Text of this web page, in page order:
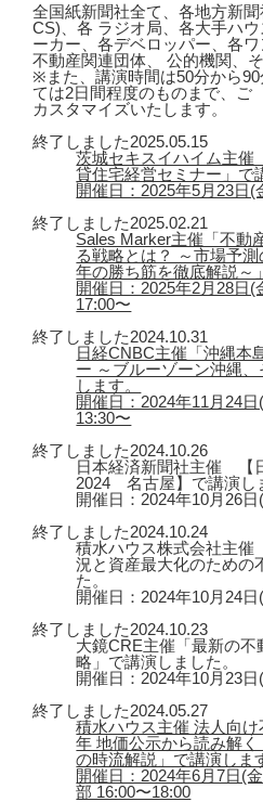
全国紙新聞社全て、各地方新
CS)、各 ラジオ局、各大手ハ
ーカー、各デベロッパー、各ワ
不動産関連団体、 公的機関、
※また、講演時間は50分から
ては2日間程度のものまで、
カスタマイズいたします。
終了しました2025.05.15
茨城セキスイハイム主催
貸住宅経営セミナー」で
開催日：2025年5月23日(
終了しました2025.02.21
Sales Marker主催「不動
る戦略とは？ ～市場予
年の勝ち筋を徹底解説～
開催日：2025年2月28日(
17:00〜
終了しました2024.10.31
日経CNBC主催「沖縄本
ー ～ブルーゾーン沖縄
します。
開催日：2024年11月24
13:30〜
終了しました2024.10.26
日本経済新聞社主催 【
2024 名古屋】で講演し
開催日：2024年10月26日
終了しました2024.10.24
積水ハウス株式会社主催
況と資産最大化のための
た。
開催日：2024年10月24日
終了しました2024.10.23
大鏡CRE主催「最新の
略」で講演しました。
開催日：2024年10月23日
終了しました2024.05.27
積水ハウス主催 法人向
年 地価公示から読み解
の時流解説」で講演しま
開催日：2024年6月7日(
部 16:00〜18:00